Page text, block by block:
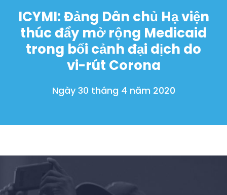
Quyên tặng
ICYMI: Đảng Dân chủ Hạ viện
thúc đẩy mở rộng Medicaid
trong bối cảnh đại dịch do
vi-rút Corona
Ngày 30 tháng 4 năm 2020